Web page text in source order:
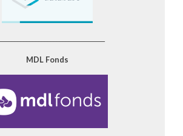
MDL Fonds